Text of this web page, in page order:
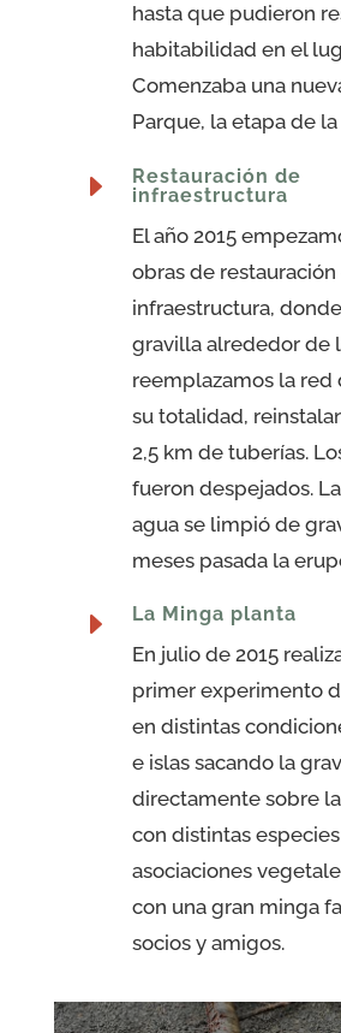
hasta que pudieron
habitabilidad en el
Comenzaba una
Parque, la etapa de
E
Restauración de
infraestructura
El año 2015
obras de
infraestructura,
gravilla alrededor de
reemplazamos la red
su totalidad,
2,5 km de tuberías.
fueron despejados.
agua se limpió de
meses pasada la
E La Minga planta
En julio de 2015
primer experimento
en distintas
e islas sacando la
directamente sobre
con distintas
asociaciones
con una gran minga
socios y amigos.